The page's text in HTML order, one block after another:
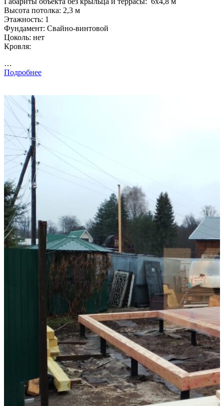
Высота потолка: 2,3 м
Этажность: 1
Фундамент: Свайно-винтовой
Цоколь: нет
Кровля:
…
Подробнее